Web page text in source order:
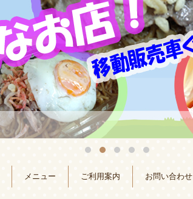
メニュー ご利用案内 お問い合わせ